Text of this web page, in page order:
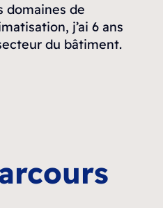
domaines de
j’ai 6 ans
du bâtiment.